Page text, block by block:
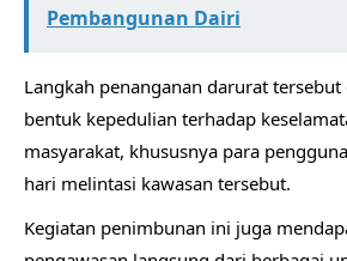
Pembangunan Dairi
Langkah penanganan darurat
bentuk kepedulian terhadap
masyarakat, khususnya para
hari melintasi kawasan tersebut.
Kegiatan penimbunan ini juga